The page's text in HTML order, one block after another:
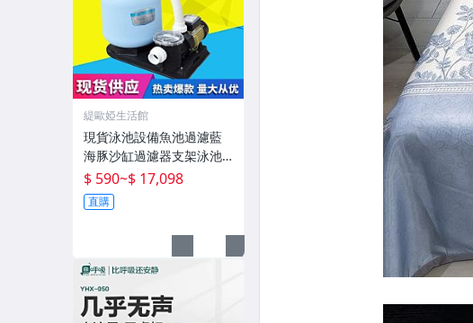
緹歐婭生活館
現貨泳池設備魚池過濾藍
海豚沙缸過濾器支架泳池
泳池砂缸水泵機組
$ 590~$ 17,098
直購